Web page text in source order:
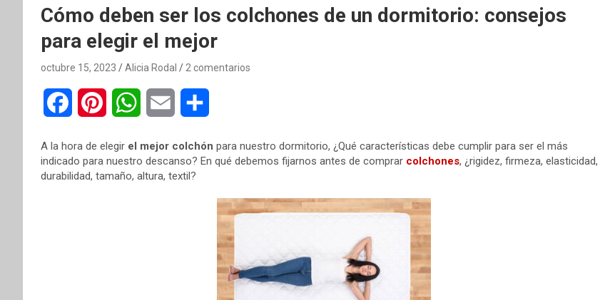
Cómo deben ser los colchones de un dormitorio: consejos
para elegir el mejor
octubre 15, 2023 Alicia Rodal 2 comentarios
c n a a m
A la hora de elegir el mejor colchón para nuestro dormitorio, ¿Qué características debe cumplir para ser el más
indicado para nuestro descanso? En qué debemos fijarnos antes de comprar colchones, ¿rigidez, firmeza, elasticidad,
durabilidad, tamaño, altura, textil?